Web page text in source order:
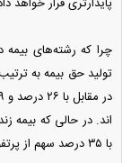
چرا که رشته‌های
اند. در حالی که بیمه
با ۳۵ درصد سهم از پرتفوی ۳۱ درصد سهم در خسارت پرداختی داشته است.